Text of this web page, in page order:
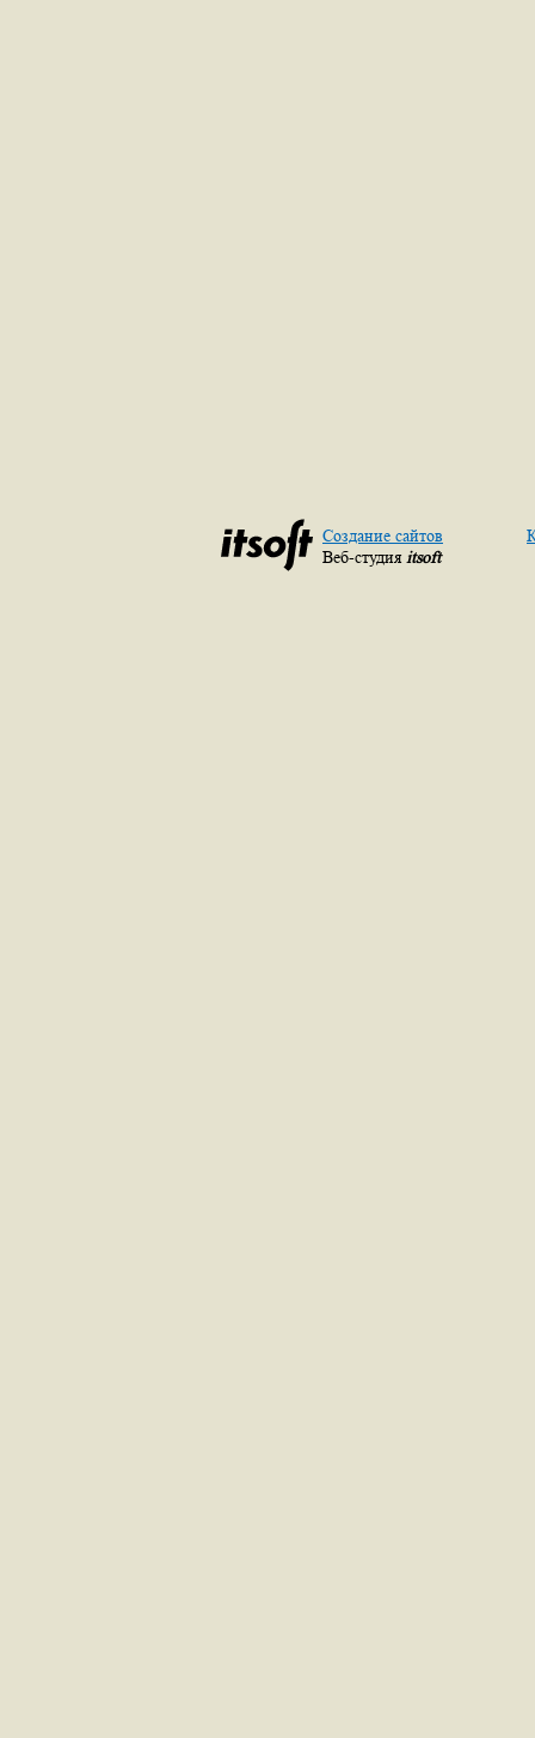
Создание сайтов
Веб-студия itsoft